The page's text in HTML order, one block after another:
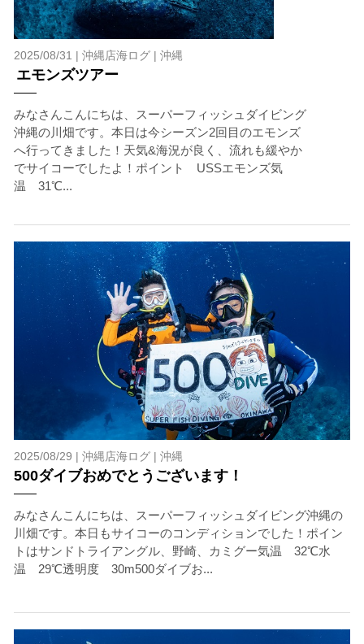
2025/08/31 | 沖縄店海ログ| 沖縄
エモンズツアー
みなさんこんにちは、スーパーフィッシュダイビング
沖縄の川畑です。本日は今シーズン2回目のエモンズ
へ行ってきました！天気&海況が良く、流れも緩やか
でサイコーでしたよ！ポイント USSエモンズ気
温 31℃...
2025/08/29 | 沖縄店海ログ| 沖縄
500ダイブおめでとうございます！
みなさんこんにちは、スーパーフィッシュダイビング沖縄の
川畑です。本日もサイコーのコンディションでした！ポイン
トはサンドトライアングル、野崎、カミグー気温 32℃水
温 29℃透明度 30m500ダイブお...
当ツアーの手順と注意点
1.スイム開始の判断
たとえクジラが近くを泳いでいても、状況によってはエ